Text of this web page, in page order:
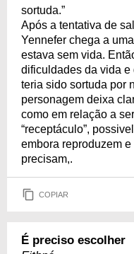
sortuda.”
Após a tentativa de
Yennefer chega a
estava sem vida.
dificuldades da vida e
teria sido sortuda por
personagem deixa
como em relação a
“receptáculo”,
embora reproduzem
precisam,.
COPIAR
É preciso escolher